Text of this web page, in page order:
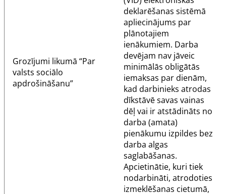
Grozījumi likumā “Par
valsts sociālo
apdrošināšanu”
deklarēšanas sistēmā
apliecinājums par
plānotajiem
ienākumiem. Darba
devējam nav jāveic
minimālās obligātās
iemaksas par dienām,
kad darbinieks atrodas
dīkstāvē savas vainas
dēļ vai ir atstādināts no
darba (amata)
pienākumu izpildes bez
darba algas
saglabāšanas.
Apcietinātie, kuri tiek
nodarbināti, atrodoties
izmeklēšanas cietumā,